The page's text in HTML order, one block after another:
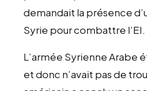
demandait la présence
Syrie pour combattre l’EI.
L’armée Syrienne Arabe
et donc n’avait pas de